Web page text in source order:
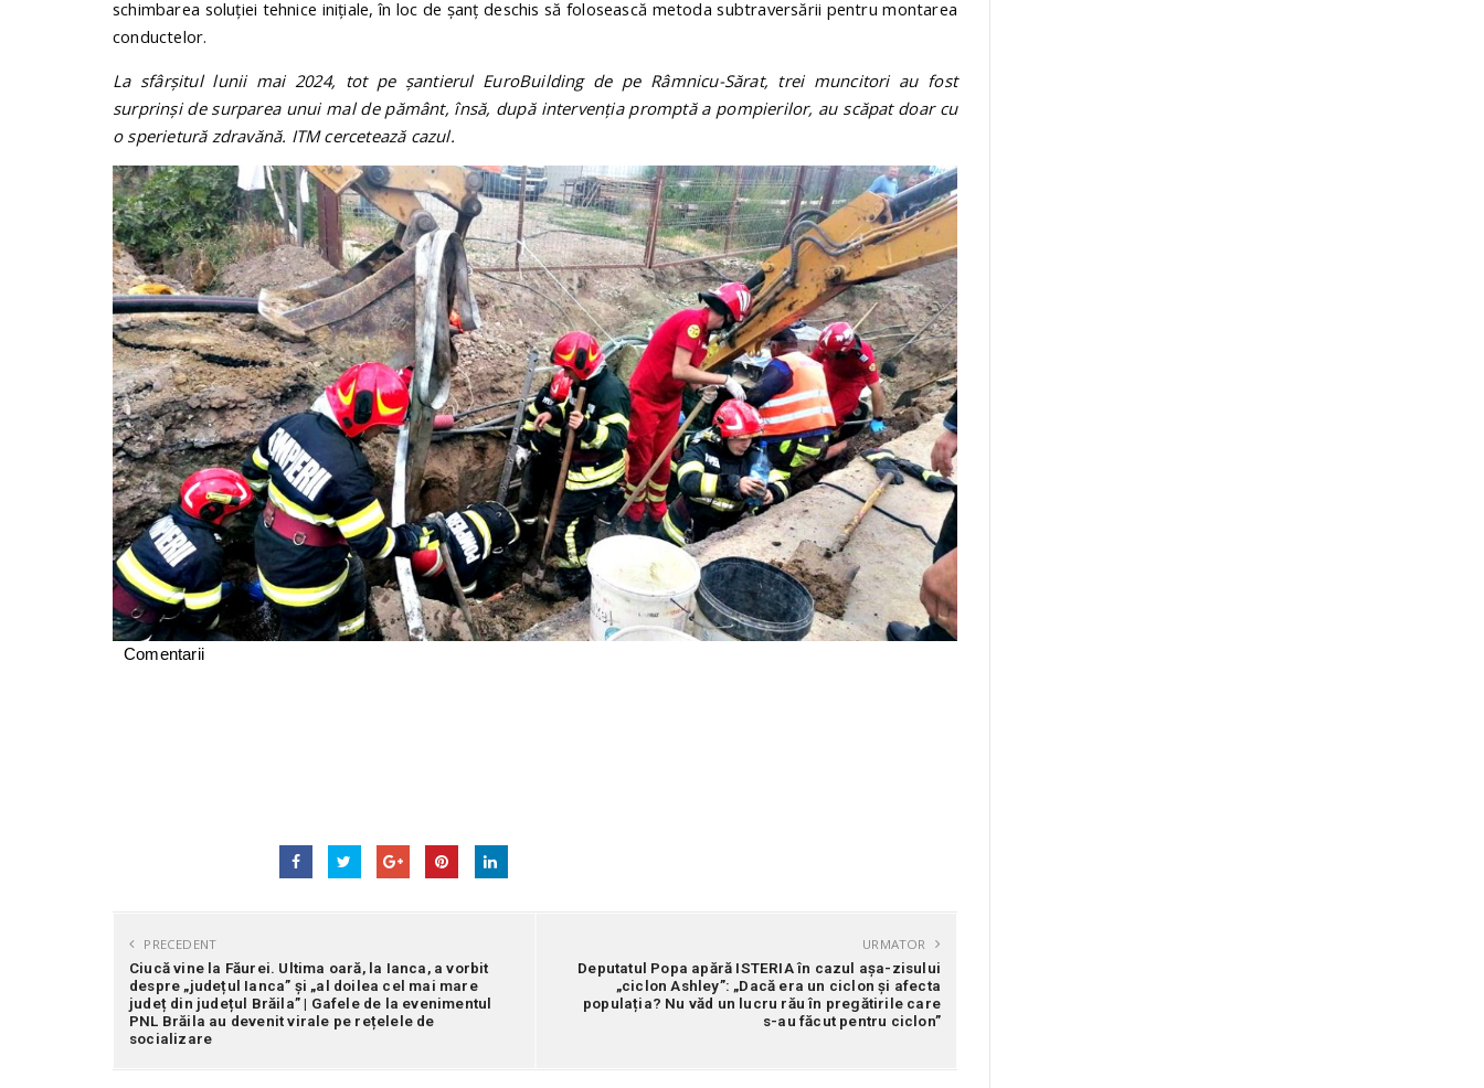
schimbarea soluției tehnice inițiale, în loc de șanț deschis să folosească metoda subtraversării pentru montarea
conductelor.
La sfârșitul lunii mai 2024, tot pe șantierul EuroBuilding de pe Râmnicu-Sărat, trei muncitori au fost
surprinși de surparea unui mal de pământ, însă, după intervenția promptă a pompierilor, au scăpat doar cu
o sperietură zdravănă. ITM cercetează cazul.
Comentarii
PRECEDENT
Ciucă vine la Făurei. Ultima oară, la Ianca, a vorbit
despre „județul Ianca” și „al doilea cel mai mare
județ din județul Brăila” | Gafele de la evenimentul
PNL Brăila au devenit virale pe rețelele de
socializare
URMATOR
Deputatul Popa apără ISTERIA în cazul așa-zisului
„ciclon Ashley”: „Dacă era un ciclon și afecta
populația? Nu văd un lucru rău în pregătirile care
s-au făcut pentru ciclon”